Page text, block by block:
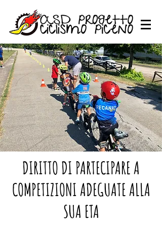
DIRITTO DI PARTECIPARE A
COMPETIZIONI ADEGUATE ALLA
SUA ETA